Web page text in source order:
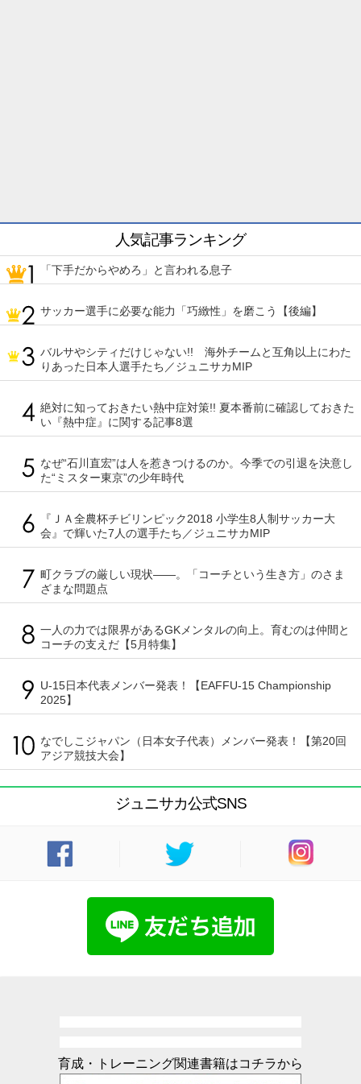
人気記事ランキング
「下手だからやめろ」と言われる息子
サッカー選手に必要な能力「巧緻性」を磨こう【後編】
バルサやシティだけじゃない!! 海外チームと互角以上にわた
りあった日本人選手たち／ジュニサカMIP
絶対に知っておきたい熱中症対策!! 夏本番前に確認しておきた
い『熱中症』に関する記事8選
なぜ“石川直宏”は人を惹きつけるのか。今季での引退を決意し
た“ミスター東京”の少年時代
『ＪＡ全農杯チビリンピック2018 小学生8人制サッカー大
会』で輝いた7人の選手たち／ジュニサカMIP
町クラブの厳しい現状――。「コーチという生き方」のさま
ざまな問題点
一人の力では限界があるGKメンタルの向上。育むのは仲間と
コーチの支えだ【5月特集】
U-15日本代表メンバー発表！【EAFFU-15 Championship
2025】
なでしこジャパン（日本女子代表）メンバー発表！【第20回
アジア競技大会】
ジュニサカ公式SNS
育成・トレーニング関連書籍はコチラから